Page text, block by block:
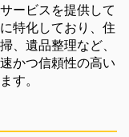
サービスを提供して
に特化しており、住
、遺品整理など、
かつ信頼性の高い
す。